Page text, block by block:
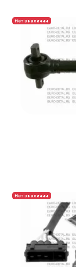
Нет в наличии
Нет в наличии